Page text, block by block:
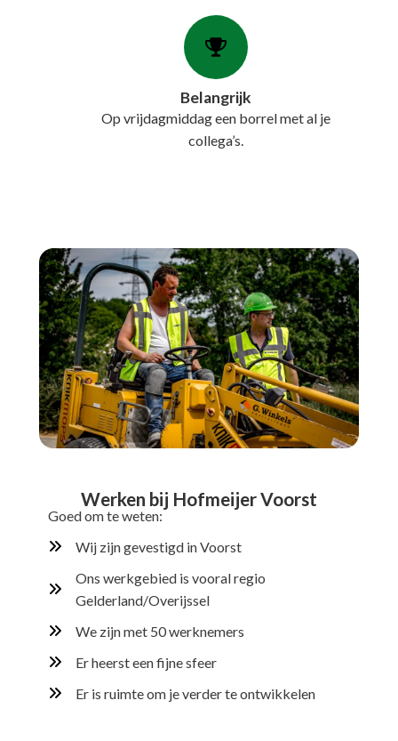
Belangrijk​
Op vrijdagmiddag een borrel met al je
collega’s.
Werken bij Hofmeijer Voorst
Goed om te weten:
Wij zijn gevestigd in Voorst
Ons werkgebied is vooral regio
Gelderland/Overijssel
We zijn met 50 werknemers
Er heerst een fijne sfeer
Er is ruimte om je verder te ontwikkelen